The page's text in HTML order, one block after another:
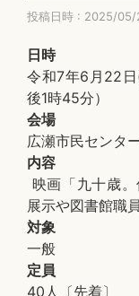
投稿日時 : 2025/05/
日時
令和7年6月22
後1時45分）
会場
広瀬市民センタ
内容
映画「九十歳
展示や図書館職
対象
一般
定員
40人〔先着〕